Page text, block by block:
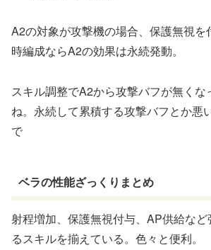
A2の対象が攻撃機の場合、保護無視を
時編成ならA2の効果は永続発動。
スキル調整でA2から攻撃バフが無く
ね。永続して累積する攻撃バフとか悪
で
ベラの性能ざっくりまとめ
射程増加、保護無視付与、AP供給な
るスキルを揃えている。色々と便利。